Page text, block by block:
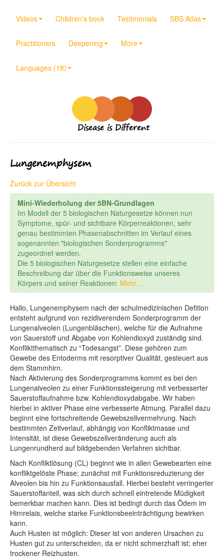
Videos Children’s book Testimonials SBS Atlas
Practitioners Deepening More
Languages (18)
Disease is Different
Lungenemphysem
Zurück zur Übersicht
Mini-Wiederholung der 5BN-Grundlagen
Im Modell der 5 biologischen Naturgesetze können nun
Symptome, spür- und sichtbare Körperreaktionen, sehr
genau bestimmten Phasenabschnitten im Verlauf eines
sogenannten "biologischen Sonderprogramms"
zugeordnet werden.
Die 5 biologischen Naturgesetze stellen eine einfache
Beschreibung dar über die Funktionsweise unseres
Körpers und seiner Reaktionen: Mehr...
Hallo, Lungenemphysem nach der schulmedizinischen Defition
entsteht aufgrund von rezidiverendem Sonderprogramm der
Lungenalveolen (Lungenbläschen), welche für die Aufnahme
von Sauerstoff und Abgabe von Kohlendioxyd zuständig sind.
Konfliktthematisch zu “Todesangst”. Diese gehören zum
Gewebe des Entoderms mit resorptiver Qualität, gesteuert aus
dem Stammhirn.
Nach Aktivierung des Sonderprogramms kommt es bei den
Lungenalveolen zu einer Funktionssteigerung mit verbesserter
Sauerstoffaufnahme bzw. Kohlendioxydabgabe. Wir haben
hierbei in aktiver Phase eine verbesserte Atmung. Parallel dazu
beginnt eine fortschreitende Gewebszellvermehrung. Nach
bestimmten Zeitverlauf, abhängig von Konfliktmasse und
Intensität, ist diese Gewebszellveränderung auch als
Lungenrundherd auf bildgebenden Verfahren sichtbar.
Nach Konfliktlösung (CL) beginnt wie in allen Gewebearten eine
konfliktgelöste Phase; zunächst mit Funktionsreduzierung der
Alveolen bis hin zu Funktionsausfall. Hierbei besteht verringerter
Sauerstoffanteil, was sich durch schnell eintretende Müdigkeit
bemerkbar machen kann. Dies ist bedingt durch das Ödem im
Hirnrelais, welche starke Funktionsbeeinträchtigung bewirken
kann.
Auch Husten ist möglich: Dieser ist von anderen Ursachen zu
Husten gut zu unterscheiden, da er nicht schmerzhaft ist; eher
trockener Reizhusten.